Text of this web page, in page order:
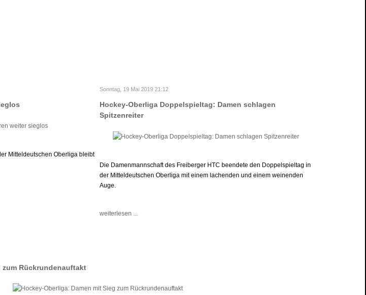
Mitteldeutschen Oberliga bleibt
Sonntag, 19 Mai 2019 21:12
Hockey-Oberliga Doppelspieltag: Damen schlagen
Spitzenreiter
Die Damenmannschaft des Freiberger HTC beendete den Doppelspieltag in
der Mitteldeutschen Oberliga mit einem lachenden und einem weinenden
Auge.
weiterlesen ...
zum Rückrundenauftakt